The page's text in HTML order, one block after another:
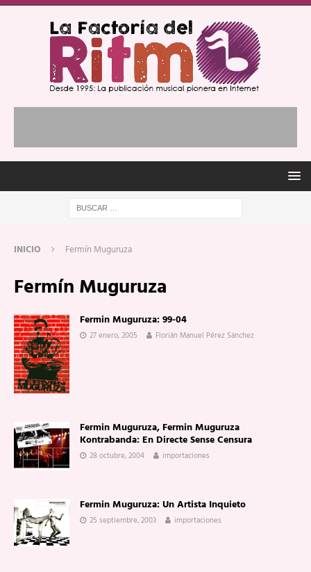
INICIO Fermín Muguruza
Fermín Muguruza
Fermin Muguruza: 99-04
27 enero, 2005 Florián Manuel Pérez Sánchez
Fermin Muguruza, Fermin Muguruza
Kontrabanda: En Directe Sense Censura
28 octubre, 2004 importaciones
Fermin Muguruza: Un Artista Inquieto
25 septiembre, 2003 importaciones